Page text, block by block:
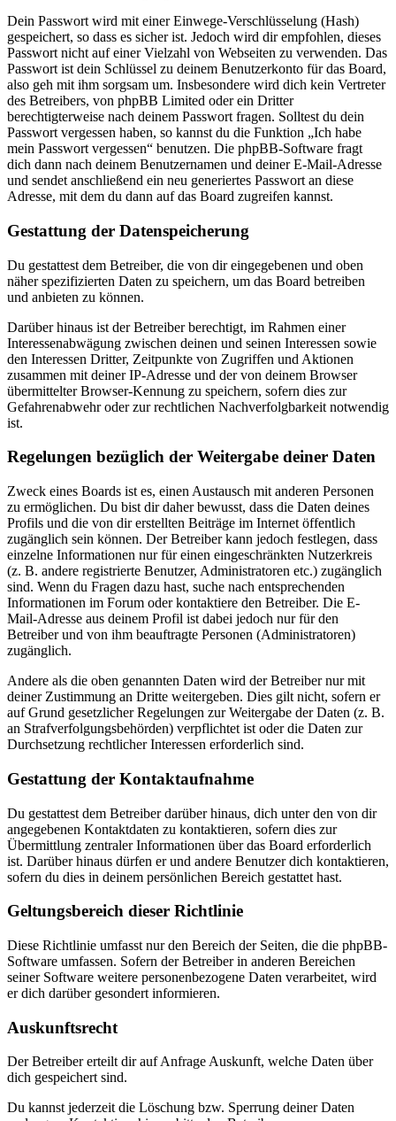
Dein Passwort wird mit einer Einwege-Verschlüsselung (Hash)
gespeichert, so dass es sicher ist. Jedoch wird dir empfohlen, dieses
Passwort nicht auf einer Vielzahl von Webseiten zu verwenden. Das
Passwort ist dein Schlüssel zu deinem Benutzerkonto für das Board,
also geh mit ihm sorgsam um. Insbesondere wird dich kein Vertreter
des Betreibers, von phpBB Limited oder ein Dritter
berechtigterweise nach deinem Passwort fragen. Solltest du dein
Passwort vergessen haben, so kannst du die Funktion „Ich habe
mein Passwort vergessen“ benutzen. Die phpBB-Software fragt
dich dann nach deinem Benutzernamen und deiner E-Mail-Adresse
und sendet anschließend ein neu generiertes Passwort an diese
Adresse, mit dem du dann auf das Board zugreifen kannst.
Gestattung der Datenspeicherung
Du gestattest dem Betreiber, die von dir eingegebenen und oben
näher spezifizierten Daten zu speichern, um das Board betreiben
und anbieten zu können.
Darüber hinaus ist der Betreiber berechtigt, im Rahmen einer
Interessenabwägung zwischen deinen und seinen Interessen sowie
den Interessen Dritter, Zeitpunkte von Zugriffen und Aktionen
zusammen mit deiner IP-Adresse und der von deinem Browser
übermittelter Browser-Kennung zu speichern, sofern dies zur
Gefahrenabwehr oder zur rechtlichen Nachverfolgbarkeit notwendig
ist.
Regelungen bezüglich der Weitergabe deiner Daten
Zweck eines Boards ist es, einen Austausch mit anderen Personen
zu ermöglichen. Du bist dir daher bewusst, dass die Daten deines
Profils und die von dir erstellten Beiträge im Internet öffentlich
zugänglich sein können. Der Betreiber kann jedoch festlegen, dass
einzelne Informationen nur für einen eingeschränkten Nutzerkreis
(z. B. andere registrierte Benutzer, Administratoren etc.) zugänglich
sind. Wenn du Fragen dazu hast, suche nach entsprechenden
Informationen im Forum oder kontaktiere den Betreiber. Die E-
Mail-Adresse aus deinem Profil ist dabei jedoch nur für den
Betreiber und von ihm beauftragte Personen (Administratoren)
zugänglich.
Andere als die oben genannten Daten wird der Betreiber nur mit
deiner Zustimmung an Dritte weitergeben. Dies gilt nicht, sofern er
auf Grund gesetzlicher Regelungen zur Weitergabe der Daten (z. B.
an Strafverfolgungsbehörden) verpflichtet ist oder die Daten zur
Durchsetzung rechtlicher Interessen erforderlich sind.
Gestattung der Kontaktaufnahme
Du gestattest dem Betreiber darüber hinaus, dich unter den von dir
angegebenen Kontaktdaten zu kontaktieren, sofern dies zur
Übermittlung zentraler Informationen über das Board erforderlich
ist. Darüber hinaus dürfen er und andere Benutzer dich kontaktieren,
sofern du dies in deinem persönlichen Bereich gestattet hast.
Geltungsbereich dieser Richtlinie
Diese Richtlinie umfasst nur den Bereich der Seiten, die die phpBB-
Software umfassen. Sofern der Betreiber in anderen Bereichen
seiner Software weitere personenbezogene Daten verarbeitet, wird
er dich darüber gesondert informieren.
Auskunftsrecht
Der Betreiber erteilt dir auf Anfrage Auskunft, welche Daten über
dich gespeichert sind.
Du kannst jederzeit die Löschung bzw. Sperrung deiner Daten